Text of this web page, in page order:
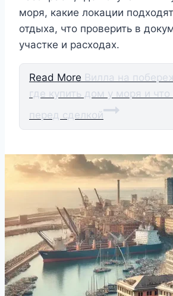
моря, какие локации
отдыха, что проверить в
участке и расходах.
Read More Вилла на
где купить дом у моря и что
перед сделкой